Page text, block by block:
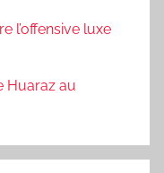
l’offensive luxe
Huaraz au